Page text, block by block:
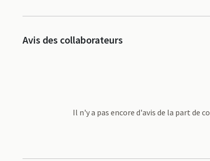
Avis des collaborateurs
Il n'y a pas encore d'avis de la part de